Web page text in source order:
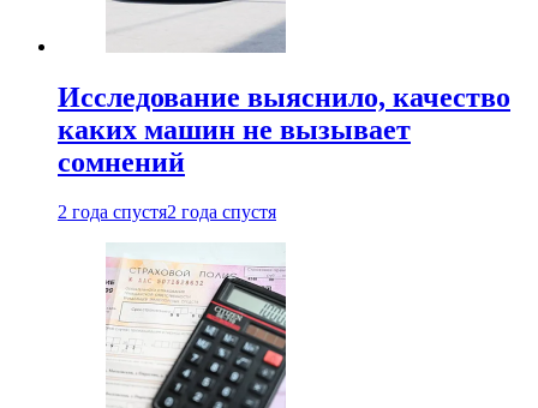
Исследование выяснило, качество
каких машин не вызывает
сомнений
2 года спустя2 года спустя